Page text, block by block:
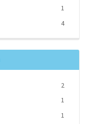
1
4
2
1
1